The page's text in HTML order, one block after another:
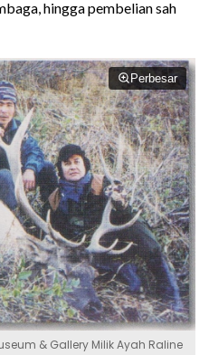
hingga pembelian sah
Perbesar
& Gallery Milik Ayah Raline